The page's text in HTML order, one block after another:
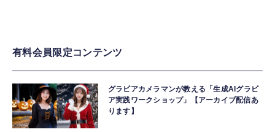
有料会員限定コンテンツ
グラビアカメラマンが教える「生成AIグラビ
ア実践ワークショップ」【アーカイブ配信あ
ります】